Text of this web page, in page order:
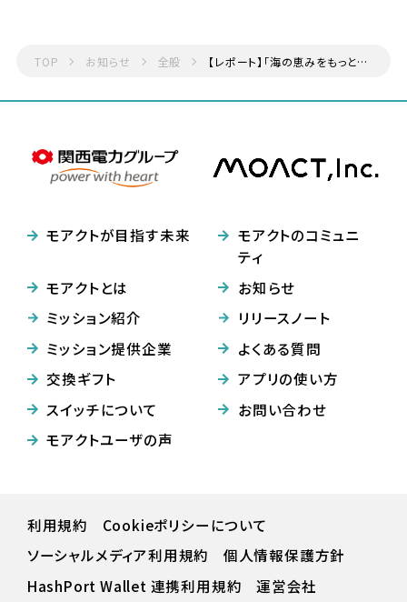
TOP お知らせ 全般 【レポート】「海の恵みをもっと、ずっと。選ぼうMSCラベル」キャンペーン・オープニングイベント
モアクトが目指す未来
モアクトとは
ミッション紹介
ミッション提供企業
交換ギフト
スイッチについて
モアクトユーザの声
モアクトのコミュニ
ティ
お知らせ
リリースノート
よくある質問
アプリの使い方
お問い合わせ
利用規約
Cookieポリシーについて
ソーシャルメディア利用規約
個人情報保護方針
HashPort Wallet 連携利⽤規約
運営会社